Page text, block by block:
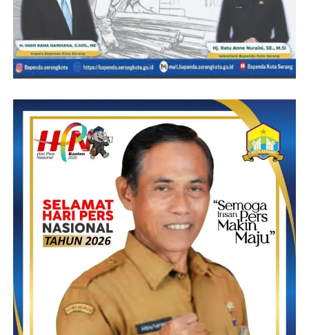
Dalam acara Lounching HUT Desa Ranjeng ke 38 dihadiri oleh
Camat Ciruas Drs Eri Suhaeri,M.Si,Danramil Ciruas Lettu
Yusrizal, Kapolsek Ciruas Kompol Hasan Khan,SH, para tokoh
masyarakat,Pemuda Pancasila,LSM,Ormas yang hadir
Camat Ciruas Drs Eri Suhaeri,M.Si dalam sambutannya saya
selaku Camat Ciruas dan secara pribadi merasa bangga kepada
Kepala Desa Ranjeng karena dengan mengadakan acara HUT
Desa Ranjeng begitu megahnya tidak menggunakan dana Desa
atau dana pemerintah dan semua itu hasil swadaya masyarakat
dan dukungan dari sponsor yang turut berkonstribusi demi
tercapainya acara HUT Desa Ranjeng yang ke 38 dan semua itu
atas dasar kekompakan baik pengurus Rt,RW dan para Toho
masyarakat serta para tokoh pemuda Desa Ranjeng
“Saya merasa bangga bahwa di Desa Ranjeng sudah tidak ada
lagi penjual minuman keras, pemabuk atau geng motor yang
membuat resah masyarakat maka dengan ini saya mengucapkan
terima kasih bahwa di Desa Ranjeng terbebas dari segala